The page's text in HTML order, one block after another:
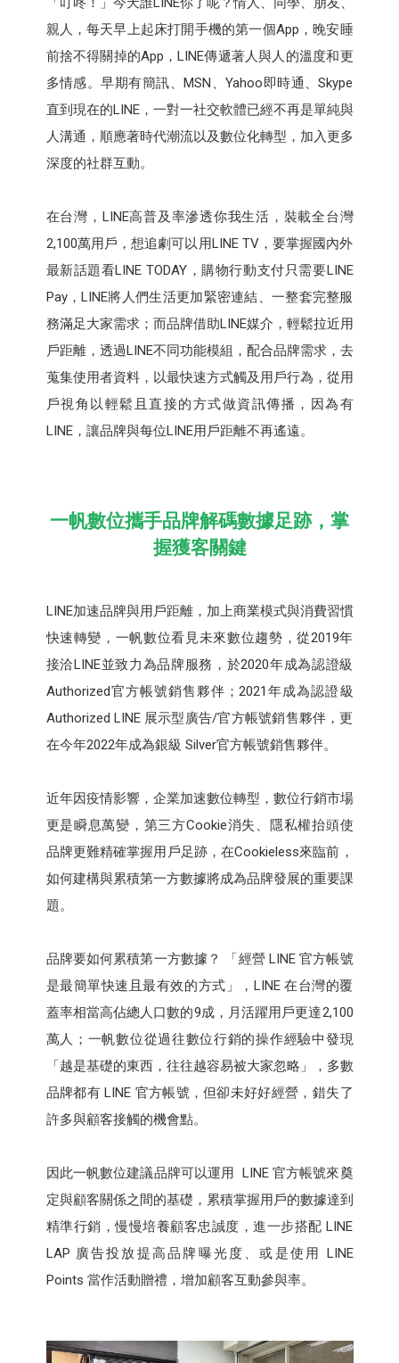
親人，每天早上起床打開手機的第一個App，晚安睡
前捨不得關掉的App，LINE傳遞著人與人的溫度和更
多情感。早期有簡訊、MSN、Yahoo即時通、Skype
直到現在的LINE，一對一社交軟體已經不再是單純與
人溝通，順應著時代潮流以及數位化轉型，加入更多
深度的社群互動。
在台灣，LINE高普及率滲透你我生活，裝載全台灣
2,100萬用戶，想追劇可以用LINE TV，要掌握國內外
最新話題看LINE TODAY，購物行動支付只需要LINE
Pay，LINE將人們生活更加緊密連結、一整套完整服
務滿足大家需求；而品牌借助LINE媒介，輕鬆拉近用
戶距離，透過LINE不同功能模組，配合品牌需求，去
蒐集使用者資料，以最快速方式觸及用戶行為，從用
戶視角以輕鬆且直接的方式做資訊傳播，因為有
LINE，讓品牌與每位LINE用戶距離不再遙遠。
一帆數位攜手品牌解碼數據足跡，掌
握獲客關鍵
LINE加速品牌與用戶距離，加上商業模式與消費習慣
快速轉變，一帆數位看見未來數位趨勢，從2019年
接洽LINE並致力為品牌服務，於2020年成為認證級
Authorized官方帳號銷售夥伴；2021年成為認證級
Authorized LINE 展示型廣告/官方帳號銷售夥伴，更
在今年2022年成為銀級 Silver官方帳號銷售夥伴。
近年因疫情影響，企業加速數位轉型，數位行銷市場
更是瞬息萬變，第三方Cookie消失、隱私權抬頭使
品牌更難精確掌握用戶足跡，在Cookieless來臨前，
如何建構與累積第一方數據將成為品牌發展的重要課
題。
品牌要如何累積第一方數據？ 「經營 LINE 官方帳號
是最簡單快速且最有效的方式」，LINE 在台灣的覆
蓋率相當高佔總人口數的9成，月活躍用戶更達2,100
萬人；一帆數位從過往數位行銷的操作經驗中發現
「越是基礎的東西，往往越容易被大家忽略」，多數
品牌都有 LINE 官方帳號，但卻未好好經營，錯失了
許多與顧客接觸的機會點。
因此一帆數位建議品牌可以運用 LINE 官方帳號來奠
定與顧客關係之間的基礎，累積掌握用戶的數據達到
精準行銷，慢慢培養顧客忠誠度，進一步搭配 LINE
LAP 廣告投放提高品牌曝光度、或是使用 LINE
Points 當作活動贈禮，增加顧客互動參與率。